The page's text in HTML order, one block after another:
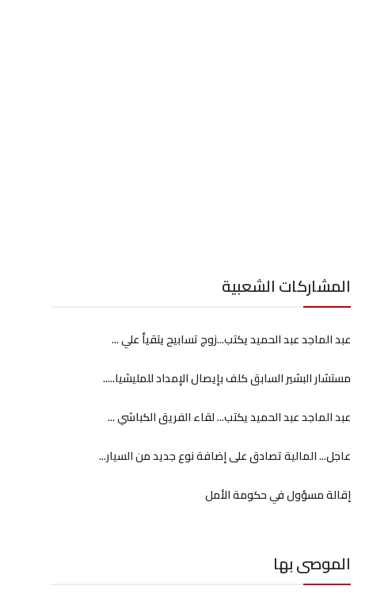
المشاركات الشعبية
عبد الماجد عبد الحميد يكتب...زوج تسابيح يتقيأ علي ...
مستشار البشير السابق كلف بإيصال الإمداد للمليشيا.....
عبد الماجد عبد الحميد يكتب... لقاء الفريق الكباشي ...
عاجل... المالية تصادق على إضافة نوع جديد من السيار...
إقالة مسؤول في حكومة الأمل
الموصى بها